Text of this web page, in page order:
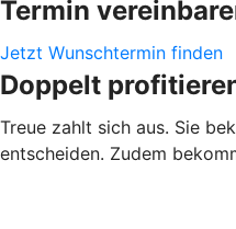
Termin
Jetzt Wunschtermin finden
Doppelt
Treue zahlt sich aus. Sie
entscheiden. Zudem